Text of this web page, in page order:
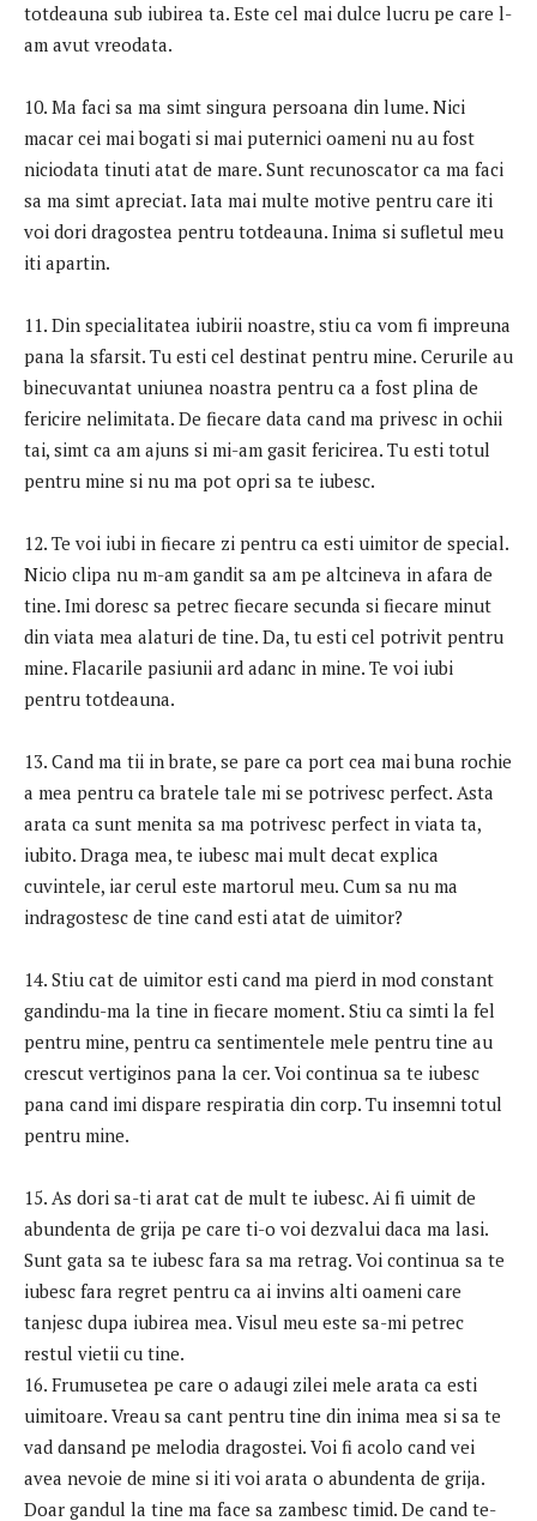
totdeauna sub iubirea ta. Este cel mai dulce lucru pe care l-
am avut vreodata.
10. Ma faci sa ma simt singura persoana din lume. Nici
macar cei mai bogati si mai puternici oameni nu au fost
niciodata tinuti atat de mare. Sunt recunoscator ca ma faci
sa ma simt apreciat. Iata mai multe motive pentru care iti
voi dori dragostea pentru totdeauna. Inima si sufletul meu
iti apartin.
11. Din specialitatea iubirii noastre, stiu ca vom fi impreuna
pana la sfarsit. Tu esti cel destinat pentru mine. Cerurile au
binecuvantat uniunea noastra pentru ca a fost plina de
fericire nelimitata. De fiecare data cand ma privesc in ochii
tai, simt ca am ajuns si mi-am gasit fericirea. Tu esti totul
pentru mine si nu ma pot opri sa te iubesc.
12. Te voi iubi in fiecare zi pentru ca esti uimitor de special.
Nicio clipa nu m-am gandit sa am pe altcineva in afara de
tine. Imi doresc sa petrec fiecare secunda si fiecare minut
din viata mea alaturi de tine. Da, tu esti cel potrivit pentru
mine. Flacarile pasiunii ard adanc in mine. Te voi iubi
pentru totdeauna.
13. Cand ma tii in brate, se pare ca port cea mai buna rochie
a mea pentru ca bratele tale mi se potrivesc perfect. Asta
arata ca sunt menita sa ma potrivesc perfect in viata ta,
iubito. Draga mea, te iubesc mai mult decat explica
cuvintele, iar cerul este martorul meu. Cum sa nu ma
indragostesc de tine cand esti atat de uimitor?
14. Stiu cat de uimitor esti cand ma pierd in mod constant
gandindu-ma la tine in fiecare moment. Stiu ca simti la fel
pentru mine, pentru ca sentimentele mele pentru tine au
crescut vertiginos pana la cer. Voi continua sa te iubesc
pana cand imi dispare respiratia din corp. Tu insemni totul
pentru mine.
15. As dori sa-ti arat cat de mult te iubesc. Ai fi uimit de
abundenta de grija pe care ti-o voi dezvalui daca ma lasi.
Sunt gata sa te iubesc fara sa ma retrag. Voi continua sa te
iubesc fara regret pentru ca ai invins alti oameni care
tanjesc dupa iubirea mea. Visul meu este sa-mi petrec
restul vietii cu tine.
16. Frumusetea pe care o adaugi zilei mele arata ca esti
uimitoare. Vreau sa cant pentru tine din inima mea si sa te
vad dansand pe melodia dragostei. Voi fi acolo cand vei
avea nevoie de mine si iti voi arata o abundenta de grija.
Doar gandul la tine ma face sa zambesc timid. De cand te-